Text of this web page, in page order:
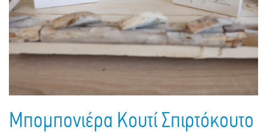
Πακέτα Δώρων
Σακούλες
Τσάντες - Ποδιές - Ομπρέλες
Βιβλία
Παιδικό Πάρτι
Παιδικά Είδη
Ημερολόγια - Ατζέντες
Γραφική Ύλη
Είδη Γραφείου
Μπομπονιέρα Κουτί Σπιρτόκουτο